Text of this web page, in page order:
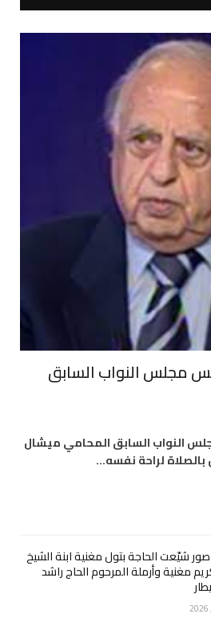
مجلس النواب السابق
النواب السابق المحامي ميشال
لراحة نفسه…
شيّعت الحاجة بتول مغنية ابنة الشيخ
مغنية وأرملة المرحوم الحاج راشد